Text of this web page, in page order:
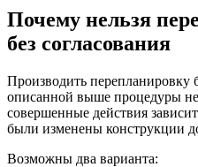
Почему нельзя
без согласования
Производить перепланировку
описанной выше процедуры
совершенные действия
были изменены конструкции
Возможны два варианта: